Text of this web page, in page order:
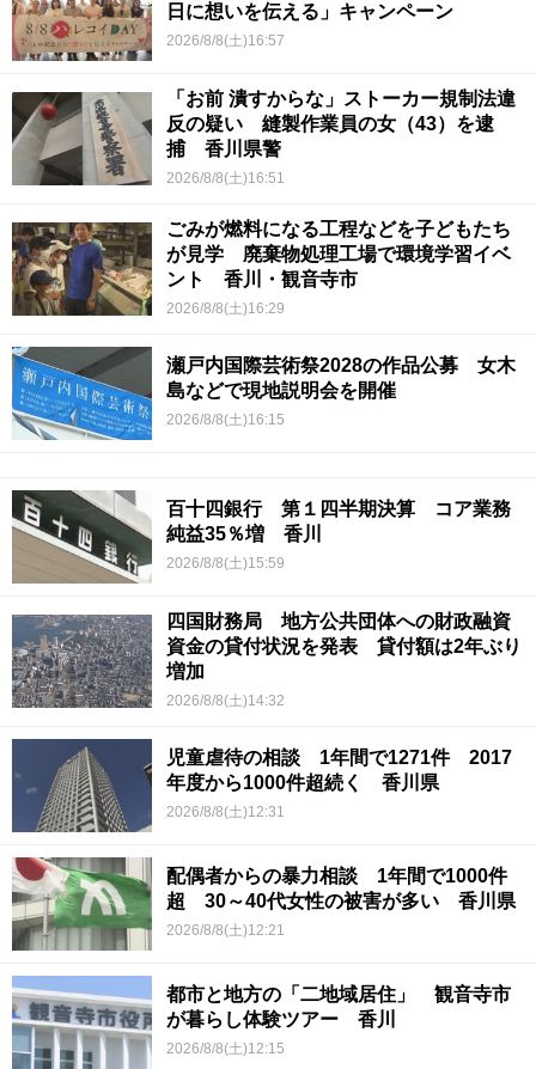
日に想いを伝える」キャンペーン
2026/8/8(土)16:57
「お前 潰すからな」ストーカー規制法違
反の疑い 縫製作業員の女（43）を逮
捕 香川県警
2026/8/8(土)16:51
ごみが燃料になる工程などを子どもたち
が見学 廃棄物処理工場で環境学習イベ
ント 香川・観音寺市
2026/8/8(土)16:29
瀬戸内国際芸術祭2028の作品公募 女木
島などで現地説明会を開催
2026/8/8(土)16:15
百十四銀行 第１四半期決算 コア業務
純益35％増 香川
2026/8/8(土)15:59
四国財務局 地方公共団体への財政融資
資金の貸付状況を発表 貸付額は2年ぶり
増加
2026/8/8(土)14:32
児童虐待の相談 1年間で1271件 2017
年度から1000件超続く 香川県
2026/8/8(土)12:31
配偶者からの暴力相談 1年間で1000件
超 30～40代女性の被害が多い 香川県
2026/8/8(土)12:21
都市と地方の「二地域居住」 観音寺市
が暮らし体験ツアー 香川
2026/8/8(土)12:15